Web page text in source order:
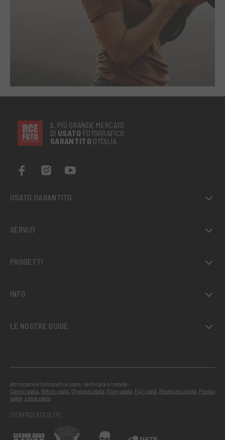
IL PIÙ GRANDE MERCATO
DI USATO FOTOGRAFICO
GARANTITO D’ITALIA
USATO GARANTITO
SERVIZI
PROGETTI
INFO
LE NOSTRE GUIDE
Attrezzatura fotografica usata, verificata e testata:
Canon usata Nikon usata Olympus usata Sony usata Fuji usata Panasonic usata Pentax
usata Leica usata
ITENFRDEATESLTPL